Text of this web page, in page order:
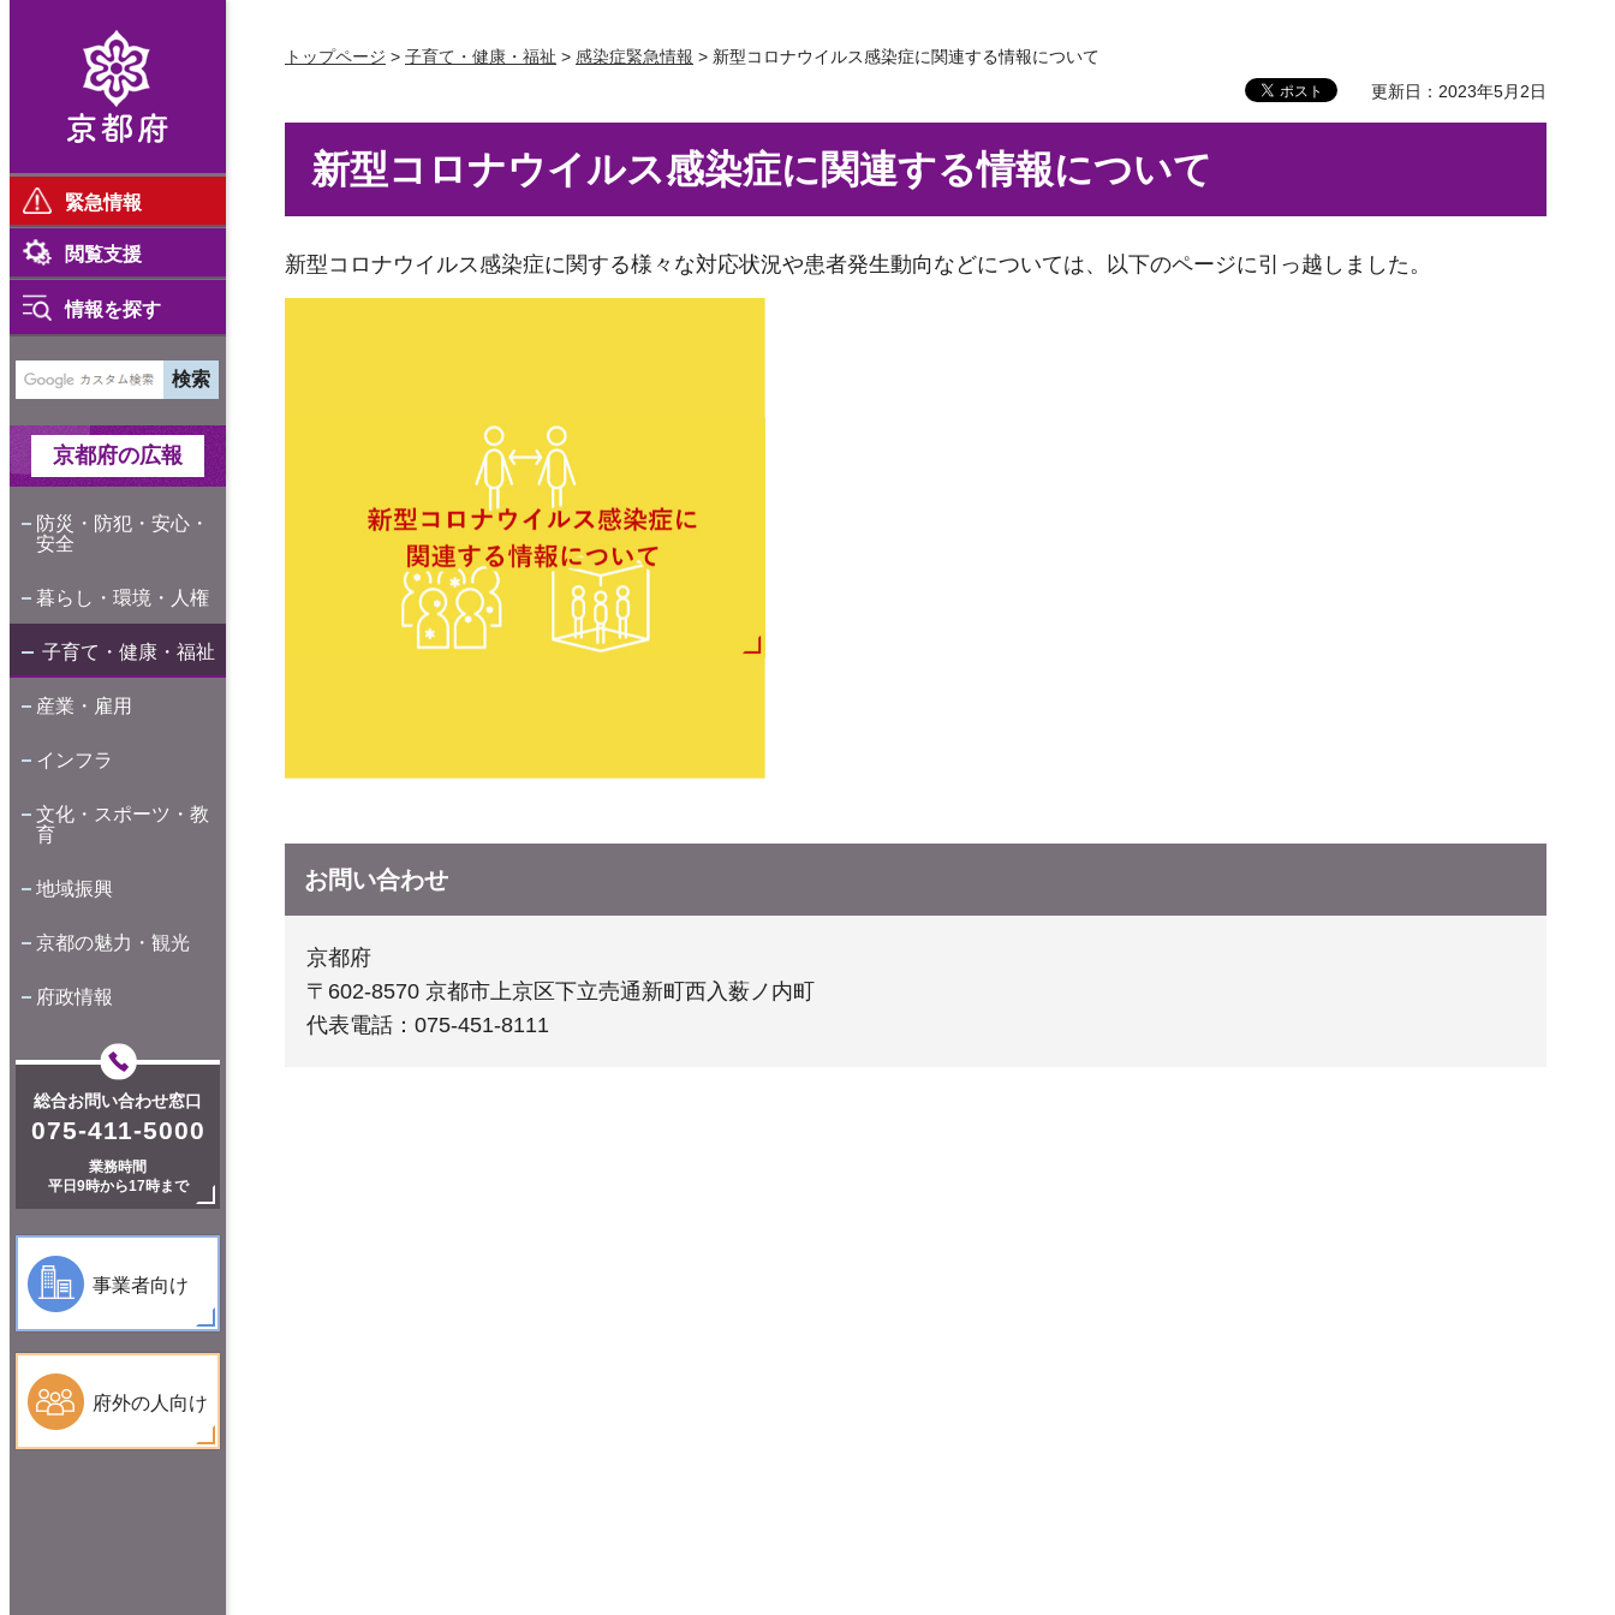
緊急情報
閲覧支援
情報を探す
京都府の広報
防災・防犯・安心・
安全
暮らし・環境・人権
子育て・健康・福祉
産業・雇用
インフラ
文化・スポーツ・教
育
地域振興
京都の魅力・観光
府政情報
総合お問い合わせ窓口
075-411-5000
業務時間
平日9時から17時まで
事業者向け
府外の人向け
トップページ > 子育て・健康・福祉 > 感染症緊急情報 > 新型コロナウイルス感染症に関連する情報について
更新日：2023年5月2日
新型コロナウイルス感染症に関連する情報について
新型コロナウイルス感染症に関する様々な対応状況や患者発生動向などについては、以下のページに引っ越しました。
お問い合わせ
京都府
〒602-8570 京都市上京区下立売通新町西入薮ノ内町
代表電話：075-451-8111